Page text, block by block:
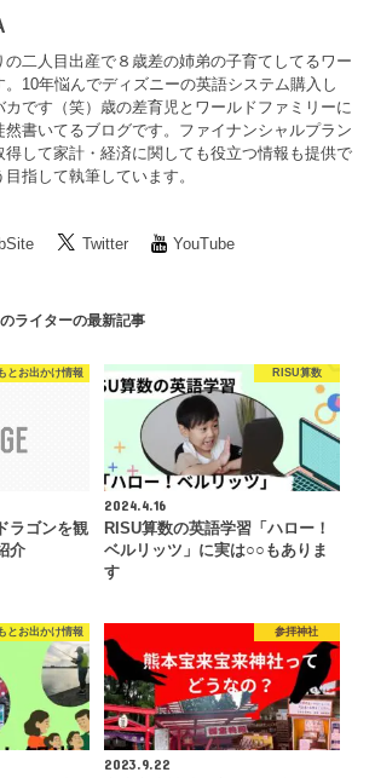
の二人目出産で８歳差の姉弟の子育てしてるワー
。10年悩んでディズニーの英語システム購入し
カです（笑）歳の差育児とワールドファミリーに
然書いてるブログです。ファイナンシャルプラン
得して家計・経済に関しても役立つ情報も提供で
目指して執筆しています。
Twitter YouTube
ライターの最新記事
とお出かけ情報
ラゴンを観
介
RISU算数
2024.4.16
RISU算数の英語学習「ハロー！
ベルリッツ」に実は○○もありま
す
とお出かけ情報 参拝神社
2023.9.22